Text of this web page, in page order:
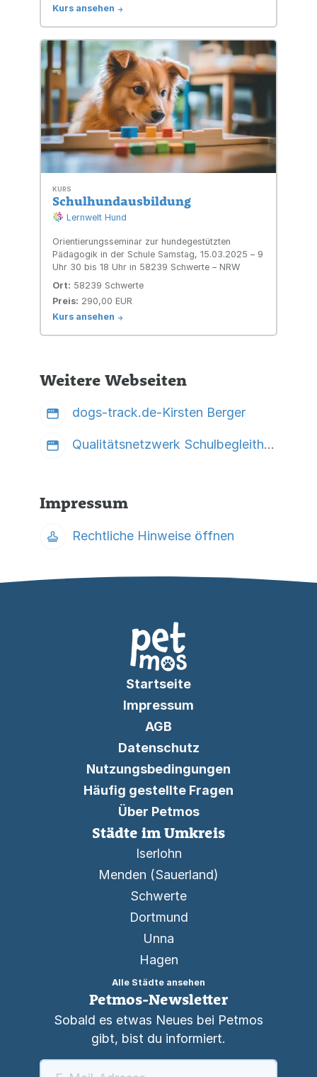
#Eignungstest
#HundgestütztePädagogik #nrw
#schulhundausbildung #eignung
#hundeführerschein #wesenstest
#paradoxon
Kurs ansehen ->
KURS
Schulhundausbildung
Lernwelt Hund
Orientierungsseminar zur hundegestützten
Pädagogik in der Schule Samstag, 15.03.2025 – 9
Uhr 30 bis 18 Uhr in 58239 Schwerte – NRW
Ort: 58239 Schwerte
Preis: 290,00 EUR
Kurs ansehen ->
Weitere Webseiten
dogs-track.de-Kirsten Berger
Qualitätsnetzwerk Schulbegleithunde e.V.
Impressum
Rechtliche Hinweise öffnen
Startseite
Impressum
AGB
Datenschutz
Nutzungsbedingungen
Häufig gestellte Fragen
Über Petmos
Städte im Umkreis
Iserlohn
Menden (Sauerland)
Schwerte
Dortmund
Unna
Hagen
Alle Städte ansehen
Petmos-Newsletter
Sobald es etwas Neues bei Petmos
gibt, bist du informiert.